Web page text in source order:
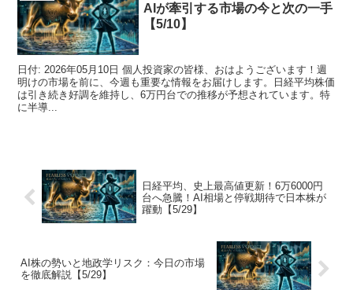
AIが牽引する市場の今と次の一手
【5/10】
日付: 2026年05月10日 個人投資家の皆様、おはようございます！週
明けの市場を前に、今週も重要な情報をお届けします。日経平均株価
は引き続き好調を維持し、6万円台での推移が予想されています。特
に半導...
日経平均、史上最高値更新！6万6000円
台へ急騰！AI相場と停戦期待で日本株が
躍動【5/29】
AI株の勢いと地政学リスク：今日の市場
を徹底解説【5/29】